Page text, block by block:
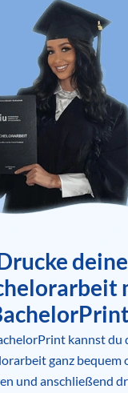
deine
kannst du
ganz bequem
und anschließend